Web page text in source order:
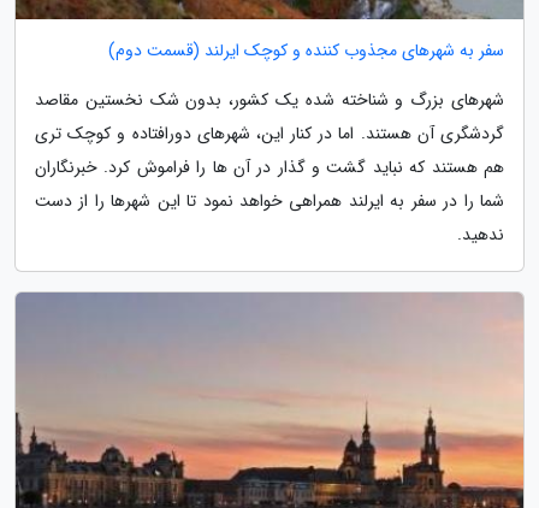
سفر به شهرهای مجذوب کننده و کوچک ایرلند (قسمت دوم)
شهرهای بزرگ و شناخته شده یک کشور، بدون شک نخستین مقاصد
گردشگری آن هستند. اما در کنار این، شهرهای دورافتاده و کوچک تری
هم هستند که نباید گشت و گذار در آن ها را فراموش کرد. خبرنگاران
شما را در سفر به ایرلند همراهی خواهد نمود تا این شهرها را از دست
ندهید.